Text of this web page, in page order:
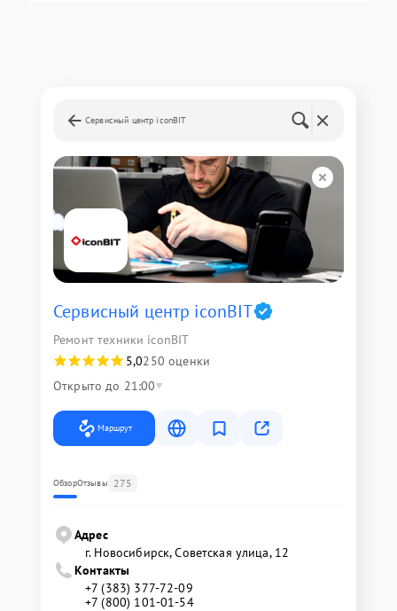
Сервисный центр iconBIT
Сервисный центр iconBIT
Ремонт техники iconBIT
5,0250 оценки
Открыто до 21:00
Маршрут
ОбзорОтзывы 275
Адрес
г. Новосибирск, Советская улица, 12
Контакты
+7 (383) 377-72-09
+7 (800) 101-01-54